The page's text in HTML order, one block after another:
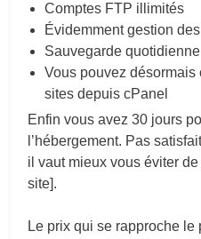
Comptes FTP illimités
Évidemment gestion
Sauvegarde quotidienne
Vous pouvez désormais
sites depuis cPanel
Enfin vous avez 30 jours
l’hébergement. Pas
il vaut mieux vous éviter
site].
Le prix qui se rapproche le